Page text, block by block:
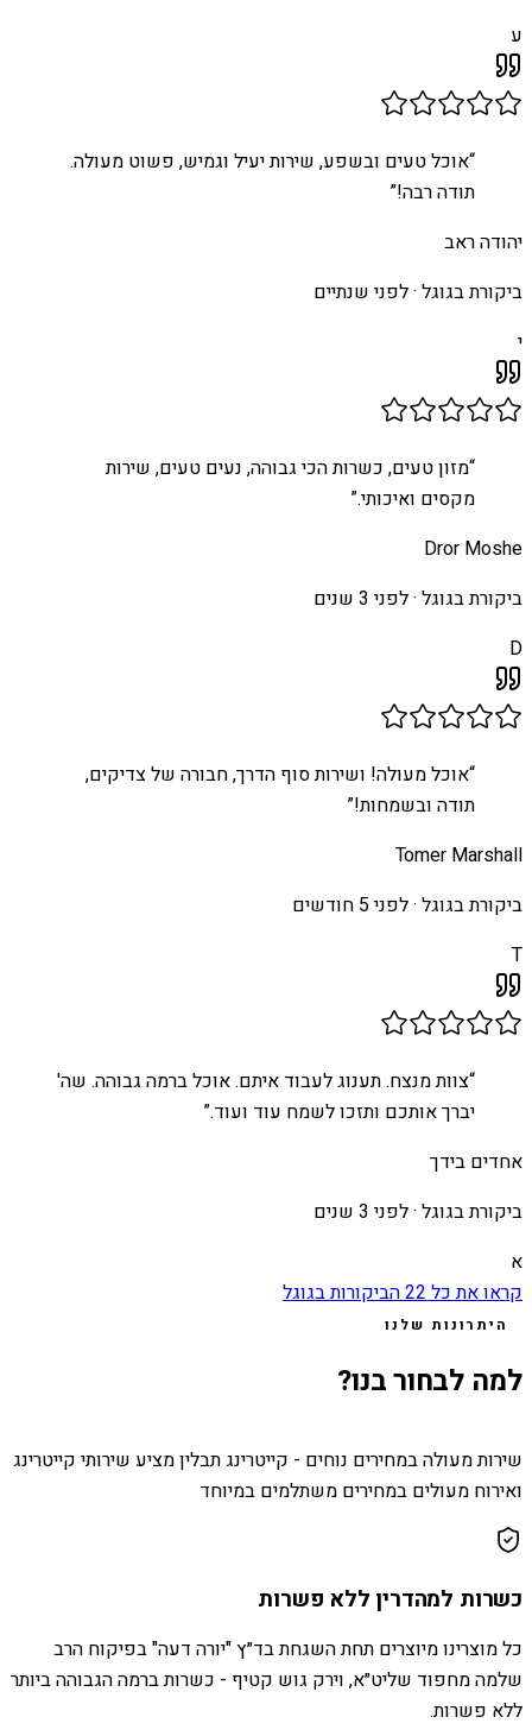
ע
“אוכל טעים ובשפע, שירות יעיל וגמיש, פשוט מעולה.
תודה רבה!”
יהודה ראב
ביקורת בגוגל ·לפני שנתיים
י
“מזון טעים, כשרות הכי גבוהה, נעים טעים, שירות
מקסים ואיכותי.”
Dror Moshe
ביקורת בגוגל ·לפני 3 שנים
D
“אוכל מעולה! ושירות סוף הדרך, חבורה של צדיקים,
תודה ובשמחות!”
Tomer Marshall
ביקורת בגוגל ·לפני 5 חודשים
T
“צוות מנצח. תענוג לעבוד איתם. אוכל ברמה גבוהה. שה'
יברך אותכם ותזכו לשמח עוד ועוד.”
אחדים בידך
ביקורת בגוגל ·לפני 3 שנים
א
קראו את כל22הביקורות בגוגל
היתרונות שלנו
למה לבחור בנו?
שירות מעולה במחירים נוחים - קייטרינג תבלין מציע שירותי קייטרינג
ואירוח מעולים במחירים משתלמים במיוחד
כשרות למהדרין ללא פשרות
כל מוצרינו מיוצרים תחת השגחת בד״ץ "יורה דעה" בפיקוח הרב
שלמה מחפוד שליט״א, וירק גוש קטיף - כשרות ברמה הגבוהה ביותר
ללא פשרות.